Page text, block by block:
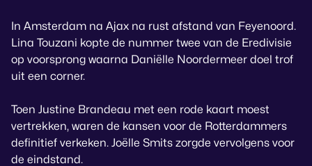
In Amsterdam na Ajax na rust afstand van Feyenoord.
Lina Touzani kopte de nummer twee van de Eredivisie
op voorsprong waarna Daniëlle Noordermeer doel trof
uit een corner.
Toen Justine Brandeau met een rode kaart moest
vertrekken, waren de kansen voor de Rotterdammers
definitief verkeken. Joëlle Smits zorgde vervolgens voor
de eindstand.